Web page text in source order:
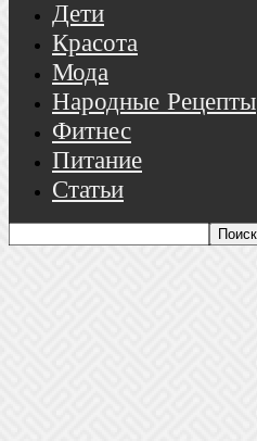
Дети
Красота
Мода
Народные Рецепты
Фитнес
Питание
Статьи